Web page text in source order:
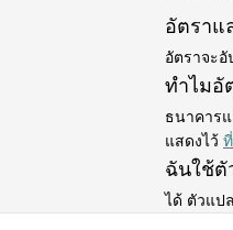
อัตราแ
อัตราจะ
ทำไมอั
ธนาคาร
แสดงไว้
ฉันใช้ตั
ได้ ตัวแป